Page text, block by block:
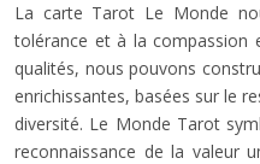
La carte Tarot Le Monde
tolérance et à la compassion
qualités, nous pouvons
enrichissantes, basées sur le
diversité. Le Monde Tarot
reconnaissance de la valeur